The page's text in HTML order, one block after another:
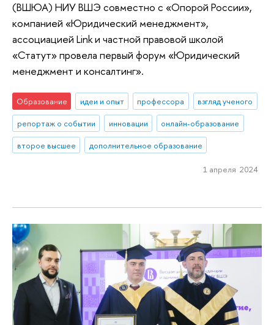
(ВШЮА) НИУ ВШЭ совместно с «Опорой России»,
компанией «Юридический менеджмент»,
ассоциацией Link и частной правовой школой
«Статут» провела первый форум «Юридический
менеджмент и консалтинг».
Образование идеи и опыт профессора
взгляд ученого
репортаж о событии
инновации
онлайн-образование
второе высшее
дополнительное образование
1 апреля 2024